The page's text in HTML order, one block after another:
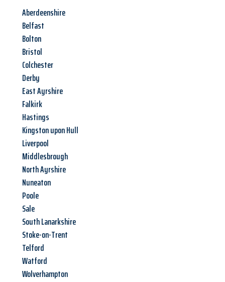
Aberdeenshire
Belfast
Bolton
Bristol
Colchester
Derby
East Ayrshire
Falkirk
Hastings
Kingston upon Hull
Liverpool
Middlesbrough
North Ayrshire
Nuneaton
Poole
Sale
South Lanarkshire
Stoke-on-Trent
Telford
Watford
Wolverhampton